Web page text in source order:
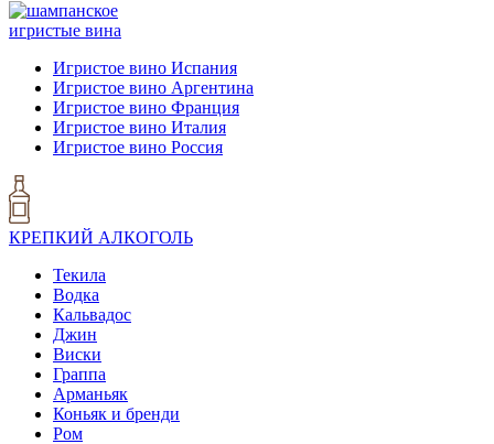
игристые вина
Игристое вино Испания
Игристое вино Аргентина
Игристое вино Франция
Игристое вино Италия
Игристое вино Россия
КРЕПКИЙ АЛКОГОЛЬ
Текила
Водка
Кальвадос
Джин
Виски
Граппа
Арманьяк
Коньяк и бренди
Ром